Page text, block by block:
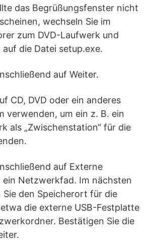
das Begrüßungsfenster nicht
wechseln Sie im
zum DVD-Laufwerk und
die Datei setup.exe.
auf Weiter.
CD, DVD oder ein anderes
verwenden, um ein z. B. ein
als „Zwischenstation“ für die
auf Externe
ein Netzwerkfad. Im nächsten
Sie den Speicherort für die
die externe USB-Festplatte
Bestätigen Sie die